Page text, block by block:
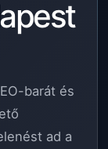
barát és
ad a